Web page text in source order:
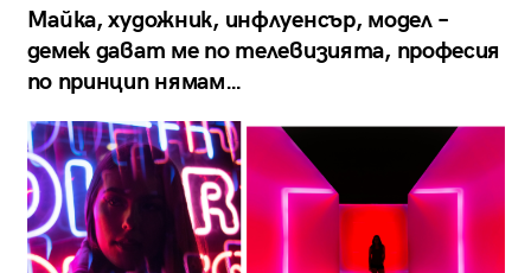
Майка, художник, инфлуенсър, модел –
демек дават ме по телевизията, професия
по принцип нямам…